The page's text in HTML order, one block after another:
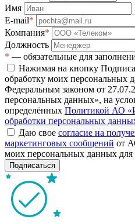
Имя
E-mail*
Компания*
Должность
* — обязательные для
Нажимая на кнопку
обработку моих персональных
Федеральным законом от
персональных данных», на
определённых Политикой АО
обработки персональных
Даю свое согласие на
маркетинговых сообщений от
моих персональных данных для
Подписаться